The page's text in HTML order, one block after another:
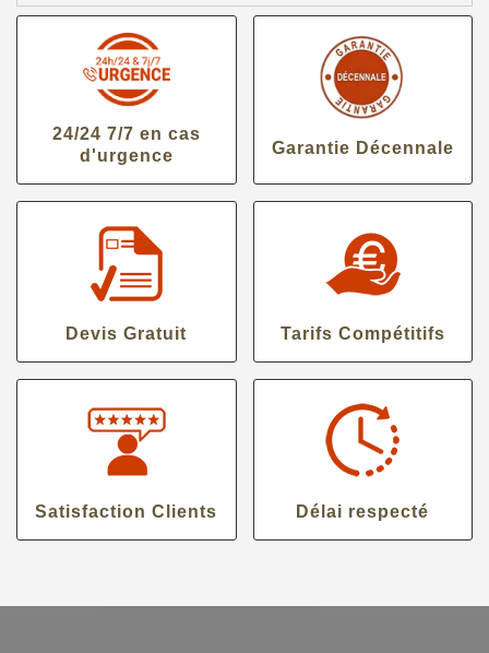
24/24 7/7 en cas
d'urgence
Garantie Décennale
Devis Gratuit Tarifs Compétitifs
Satisfaction Clients Délai respecté